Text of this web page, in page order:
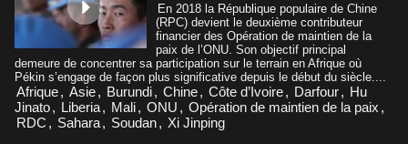
En 2018 la République populaire de Chine
(RPC) devient le deuxième contributeur
financier des Opération de maintien de la
paix de l’ONU. Son objectif principal
demeure de concentrer sa participation sur le terrain en Afrique où
Pékin s’engage de façon plus significative depuis le début du siècle....
Afrique, Asie, Burundi, Chine, Côte d’Ivoire, Darfour, Hu
Jinato, Liberia, Mali, ONU , Opération de maintien de la paix ,
RDC , Sahara, Soudan, Xi Jinping